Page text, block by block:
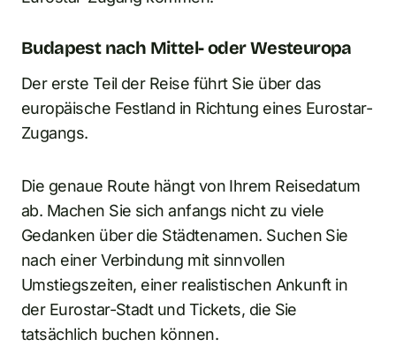
Budapest nach Mittel- oder Westeuropa
Der erste Teil der Reise führt Sie über das
europäische Festland in Richtung eines Eurostar-
Zugangs.
Die genaue Route hängt von Ihrem Reisedatum
ab. Machen Sie sich anfangs nicht zu viele
Gedanken über die Städtenamen. Suchen Sie
nach einer Verbindung mit sinnvollen
Umstiegszeiten, einer realistischen Ankunft in
der Eurostar-Stadt und Tickets, die Sie
tatsächlich buchen können.